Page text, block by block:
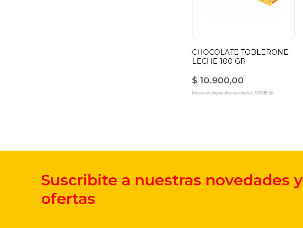
CHOCOLATE TOBLERONE
LECHE 100 GR
$ 10.900,00
Precio sin impuestos nacionales: $9008.26
Suscribite a nuestras novedades y
ofertas